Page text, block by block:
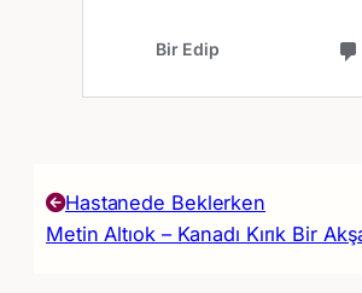
Hastanede Beklerken
Metin Altıok – Kanadı Kırık Bir